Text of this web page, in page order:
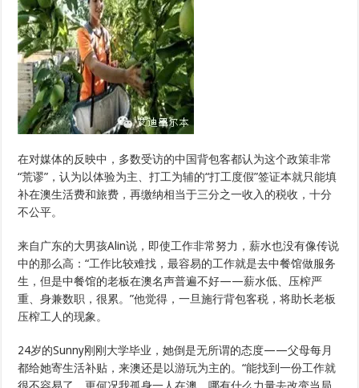
在对媒体的反映中，多数受访的中国背包客都认为这个政策非常
“荒谬”，认为以体验为主、打工为辅的“打工度假”签证本就只能填
补在澳生活费和旅费，再缴纳相当于三分之一收入的税收，十分
不公平。
来自广东的大男孩Alin说，即使工作非常努力，薪水也没有像传说
中的那么高：“工作比较难找，最容易的工作就是去中餐馆做服务
生，但是中餐馆的老板在澳名声普遍不好——薪水低、压榨严
重、身兼数职，很累。”他觉得，一旦施行背包客税，将助长老板
压榨工人的现象。
24岁的Sunny刚刚大学毕业，她倒是无所谓的态度——父母每月
都给她寄生活补贴，来澳还是以游玩为主的。“能找到一份工作就